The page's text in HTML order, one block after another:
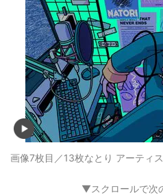
画像7枚目／13枚なとり アーティ
▼スクロールで次